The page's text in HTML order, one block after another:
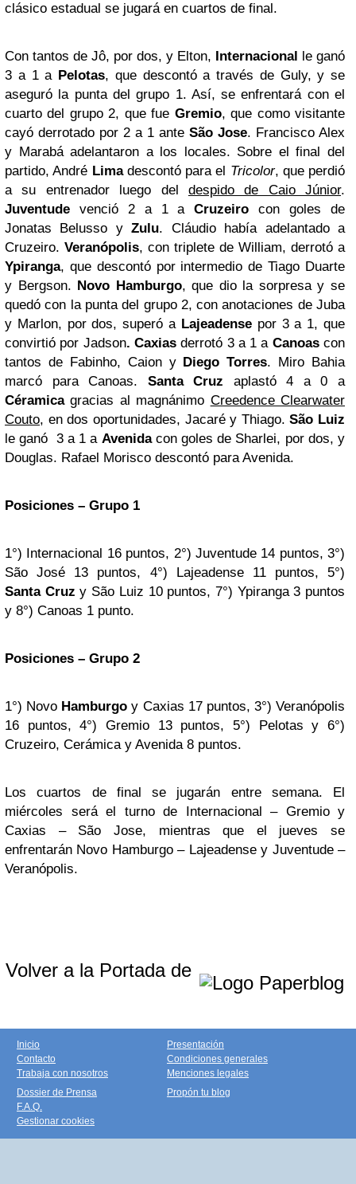
clásico estadual se jugará en cuartos de final.
Con tantos de Jô, por dos, y Elton, Internacional
le ganó
3 a 1 a Pelotas, que descontó a través de Guly, y se
aseguró la punta del grupo 1. Así, se enfrentará con el
cuarto del grupo 2, que fue Gremio, que como visitante
cayó derrotado por 2 a 1 ante São Jose. Francisco Alex
y Marabá adelantaron a los locales. Sobre el final del
partido, André Limadescontó para el Tricolor, que perdió
a su entrenador luego del despido de Caio Júnior.
Juventude venció 2 a 1 aCruzeiro con goles de
Jonatas Belusso yZulu. Cláudio había adelantado a
Cruzeiro. Veranópolis, con triplete de William, derrotó a
Ypiranga, que descontó por intermedio de Tiago Duarte
y Bergson. Novo Hamburgo, que dio la sorpresa y se
quedó con la punta del grupo 2, con anotaciones de Juba
y Marlon, por dos, superó a Lajeadense por 3 a 1, que
convirtió por Jadson. Caxiasderrotó 3 a 1 a Canoascon
tantos de Fabinho, Caion y Diego Torres. Miro Bahia
marcó para Canoas. Santa Cruz aplastó 4 a 0 a
Céramicagracias al magnánimo Creedence Clearwater
Couto, en dos oportunidades, Jacaré y Thiago.São Luiz
le ganó 3 a 1 a Avenidacon goles de Sharlei, por dos, y
Douglas. Rafael Morisco descontó para Avenida.
Posiciones – Grupo 1
1°) Internacional 16 puntos, 2°) Juventude 14 puntos, 3°)
São José 13 puntos, 4°) Lajeadense 11 puntos, 5°)
Santa Cruz y São Luiz 10 puntos, 7°) Ypiranga 3 puntos
y 8°) Canoas 1 punto.
Posiciones – Grupo 2
1°) Novo Hamburgo y Caxias 17 puntos, 3°) Veranópolis
16 puntos, 4°) Gremio 13 puntos, 5°) Pelotas y 6°)
Cruzeiro, Cerámica y Avenida 8 puntos.
Los cuartos de final se jugarán entre semana. El
miércoles será el turno de Internacional – Gremio y
Caxias – São Jose, mientras que el jueves se
enfrentarán Novo Hamburgo – Lajeadense y Juventude –
Veranópolis.
Volver a la Portada de
Inicio
Contacto
Trabaja con nosotros
Presentación
Condiciones generales
Menciones legales
Dossier de Prensa
F.A.Q.
Gestionar cookies
Propón tu blog